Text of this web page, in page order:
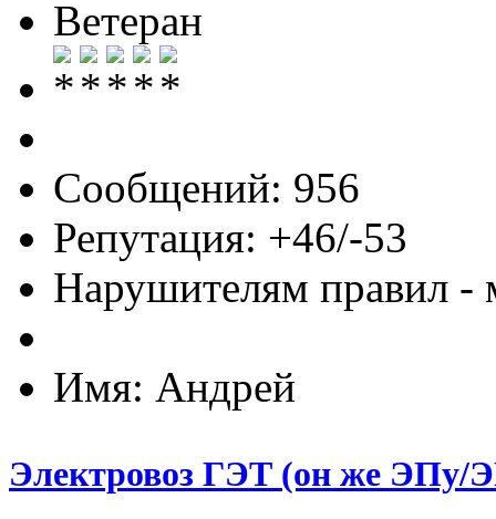
Ветеран
Сообщений: 956
Репутация: +46/-53
Нарушителям правил -
Имя: Андрей
Электровоз ГЭТ (он же